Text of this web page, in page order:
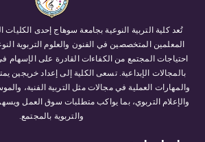
تُعد كلية التربية النوعية بجامعة سوهاج إحدى
المعلمين المتخصصين في الفنون والعلوم التربوية
احتياجات المجتمع من الكفاءات القادرة على الإسهام
بالمجالات الإبداعية. تسعى الكلية إلى إعداد خريجين
والمهارات العملية في مجالات مثل التربية الفنية،
والإعلام التربوي، بما يواكب متطلبات سوق العمل
والتربوية بالمجتمع.